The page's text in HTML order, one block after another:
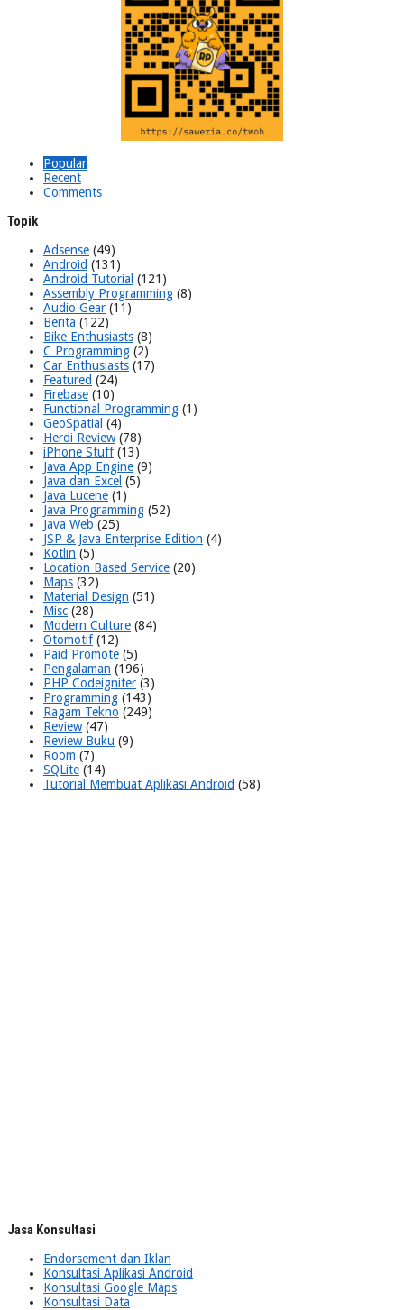
Popular
Recent
Comments
Topik
Adsense (49)
Android (131)
Android Tutorial (121)
Assembly Programming (8)
Audio Gear (11)
Berita (122)
Bike Enthusiasts (8)
C Programming (2)
Car Enthusiasts (17)
Featured (24)
Firebase (10)
Functional Programming (1)
GeoSpatial (4)
Herdi Review(78)
iPhone Stuff(13)
Java App Engine (9)
Java dan Excel (5)
Java Lucene (1)
Java Programming (52)
Java Web (25)
JSP & Java Enterprise Edition (4)
Kotlin (5)
Location Based Service (20)
Maps (32)
Material Design (51)
Misc (28)
Modern Culture (84)
Otomotif(12)
Paid Promote (5)
Pengalaman (196)
PHP Codeigniter (3)
Programming (143)
Ragam Tekno (249)
Review(47)
Review Buku (9)
Room (7)
SQLite (14)
Tutorial Membuat Aplikasi Android (58)
Jasa Konsultasi
Endorsement dan Iklan
Konsultasi Aplikasi Android
Konsultasi Google Maps
Konsultasi Data